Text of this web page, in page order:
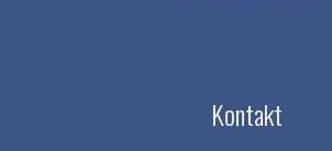
Kontakt